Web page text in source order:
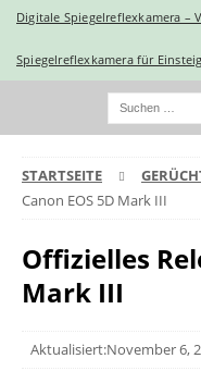
Digitale Spiegelreflexkamera –
Spiegelreflexkamera für
STARTSEITE
Canon EOS 5D Mark III
Offizielles
Mark III
Aktualisiert:November 6,